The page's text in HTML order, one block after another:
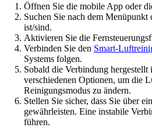
Öffnen Sie die mobile App oder
Suchen Sie nach dem
ist/sind.
Aktivieren Sie die
Verbinden Sie den Smart-
Systems folgen.
Sobald die Verbindung
verschiedenen Optionen, um die
Reinigungsmodus zu ändern.
Stellen Sie sicher, dass Sie über
gewährleisten. Eine instabile
führen.